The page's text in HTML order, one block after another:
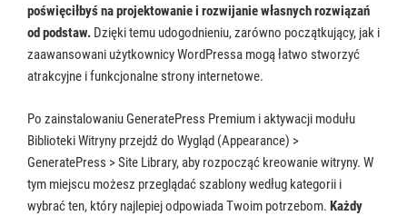
poświęciłbyś na projektowanie i rozwijanie własnych rozwiązań
od podstaw. Dzięki temu udogodnieniu, zarówno początkujący, jak i
zaawansowani użytkownicy WordPressa mogą łatwo stworzyć
atrakcyjne i funkcjonalne strony internetowe.
Po zainstalowaniu GeneratePress Premium i aktywacji modułu
Biblioteki Witryny przejdź do Wygląd (Appearance) >
GeneratePress > Site Library, aby rozpocząć kreowanie witryny. W
tym miejscu możesz przeglądać szablony według kategorii i
wybrać ten, który najlepiej odpowiada Twoim potrzebom. Każdy